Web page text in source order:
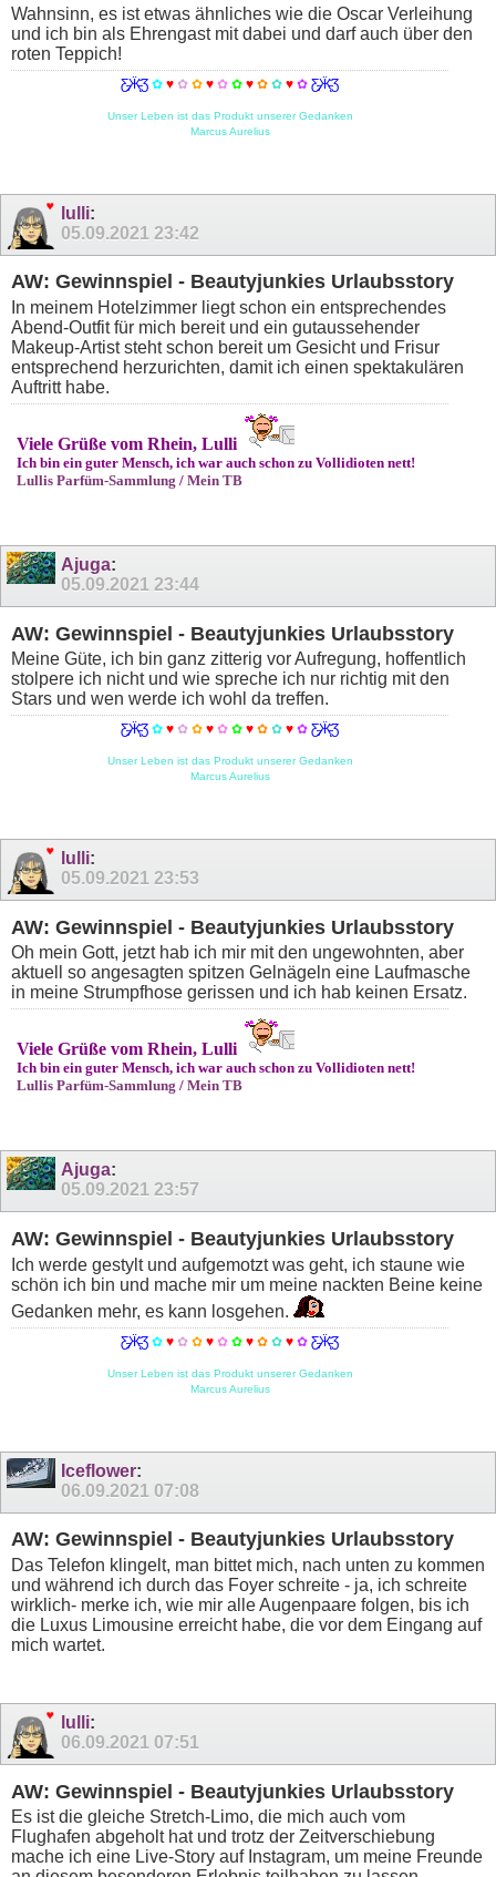
Wahnsinn, es ist etwas ähnliches wie die Oscar Verleihung
und ich bin als Ehrengast mit dabei und darf auch über den
roten Teppich!
Ƹ̵̡Ӝ̵̨̄Ʒ ✿♥✿ ✿ ♥✿✿♥✿✿♥✿Ƹ̵̡Ӝ̵̨̄Ʒ
Unser Leben ist das Produkt unserer Gedanken
Marcus Aurelius
lulli:
05.09.2021 23:42
AW: Gewinnspiel - Beautyjunkies Urlaubsstory
In meinem Hotelzimmer liegt schon ein entsprechendes
Abend-Outfit für mich bereit und ein gutaussehender
Makeup-Artist steht schon bereit um Gesicht und Frisur
entsprechend herzurichten, damit ich einen spektakulären
Auftritt habe.
Viele Grüße vom Rhein, Lulli
Ich bin ein guter Mensch, ich war auch schon zu Vollidioten nett!
Lullis Parfüm-Sammlung / Mein TB
Ajuga:
05.09.2021 23:44
AW: Gewinnspiel - Beautyjunkies Urlaubsstory
Meine Güte, ich bin ganz zitterig vor Aufregung, hoffentlich
stolpere ich nicht und wie spreche ich nur richtig mit den
Stars und wen werde ich wohl da treffen.
Ƹ̵̡Ӝ̵̨̄Ʒ ✿♥✿ ✿ ♥✿✿♥✿✿♥✿Ƹ̵̡Ӝ̵̨̄Ʒ
Unser Leben ist das Produkt unserer Gedanken
Marcus Aurelius
lulli:
05.09.2021 23:53
AW: Gewinnspiel - Beautyjunkies Urlaubsstory
Oh mein Gott, jetzt hab ich mir mit den ungewohnten, aber
aktuell so angesagten spitzen Gelnägeln eine Laufmasche
in meine Strumpfhose gerissen und ich hab keinen Ersatz.
Viele Grüße vom Rhein, Lulli
Ich bin ein guter Mensch, ich war auch schon zu Vollidioten nett!
Lullis Parfüm-Sammlung / Mein TB
Ajuga:
05.09.2021 23:57
AW: Gewinnspiel - Beautyjunkies Urlaubsstory
Ich werde gestylt und aufgemotzt was geht, ich staune wie
schön ich bin und mache mir um meine nackten Beine keine
Gedanken mehr, es kann losgehen.
Ƹ̵̡Ӝ̵̨̄Ʒ ✿♥✿ ✿ ♥✿✿♥✿✿♥✿Ƹ̵̡Ӝ̵̨̄Ʒ
Unser Leben ist das Produkt unserer Gedanken
Marcus Aurelius
Iceflower:
06.09.2021 07:08
AW: Gewinnspiel - Beautyjunkies Urlaubsstory
Das Telefon klingelt, man bittet mich, nach unten zu kommen
und während ich durch das Foyer schreite - ja, ich schreite
wirklich- merke ich, wie mir alle Augenpaare folgen, bis ich
die Luxus Limousine erreicht habe, die vor dem Eingang auf
mich wartet.
lulli:
06.09.2021 07:51
AW: Gewinnspiel - Beautyjunkies Urlaubsstory
Es ist die gleiche Stretch-Limo, die mich auch vom
Flughafen abgeholt hat und trotz der Zeitverschiebung
mache ich eine Live-Story auf Instagram, um meine Freunde